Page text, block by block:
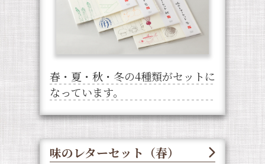
春・夏・秋・冬の4種類がセットに
なっています。
味のレターセット（春）